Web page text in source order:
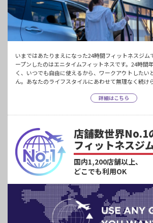
いまではあたりまえになった24時間フィットネスジム
ープンしたのはエニタイムフィットネスです。24時間
く、いつでも自由に使えるから、ワークアウトしたい
ん。あなたのライフスタイルにあわせて無理なく続け
詳細はこちら
店舗数世界No.1
フィットネスジ
国内1,200店舗以上、
どこでも利用OK